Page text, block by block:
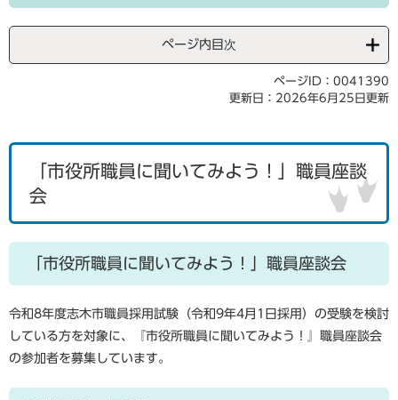
ページ内目次
ページID：0041390
更新日：2026年6月25日更新
「市役所職員に聞いてみよう！」職員座談
会
「市役所職員に聞いてみよう！」職員座談会
令和8年度志木市職員採用試験（令和9年4月1日採用）の受験を検討
している方を対象に、『市役所職員に聞いてみよう！』職員座談会
の参加者を募集しています。